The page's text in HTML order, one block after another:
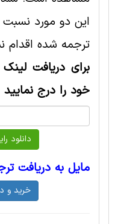
این دو مورد نسبت
ترجمه شده اقدام
برای دریافت
خود را درج نمایید
مایل به دریافت